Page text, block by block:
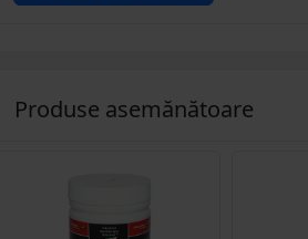
Produse asemănătoare